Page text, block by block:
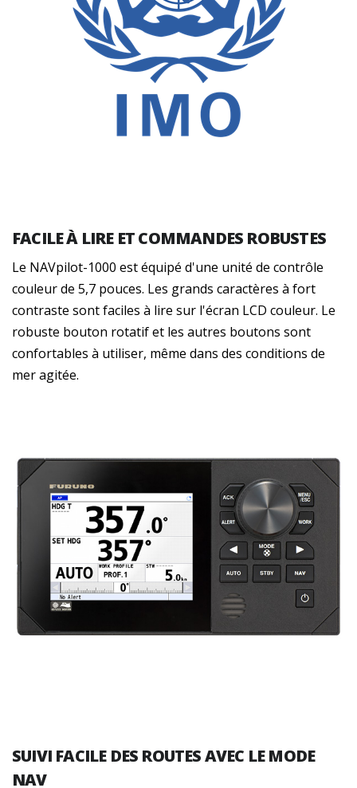
FACILE À LIRE ET COMMANDES ROBUSTES
Le NAVpilot-1000 est équipé d'une unité de contrôle
couleur de 5,7 pouces. Les grands caractères à fort
contraste sont faciles à lire sur l'écran LCD couleur. Le
robuste bouton rotatif et les autres boutons sont
confortables à utiliser, même dans des conditions de
mer agitée.
SUIVI FACILE DES ROUTES AVEC LE MODE
NAV